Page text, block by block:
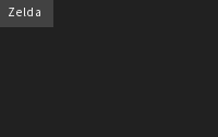
Zelda